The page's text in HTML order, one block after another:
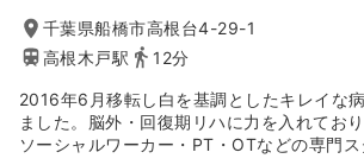
千葉県船橋市高根台4-29-1
高根木戸駅
12分
2016年6月移転し白を基調としたキレイな
ました。脳外・回復期リハに力を入れてお
ソーシャルワーカー・PT・OTなどの専門